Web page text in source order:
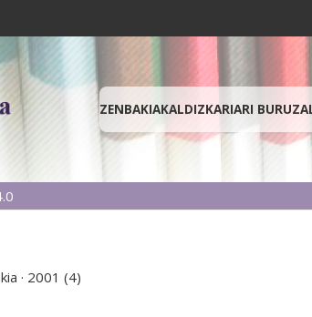
ZENBAKIAKALDIZKARIARI BURUZ
· 2001 (4)